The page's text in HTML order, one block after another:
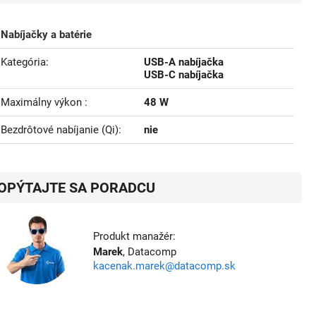
Nabíjačky a batérie
Kategória
USB-A nabíjačka
USB-C nabíjačka
Maximálny výkon 48 W
Bezdrôtové nabíjanie (Qi) nie
SA PORADCU
Produkt manažér:
Marek, Datacomp
kacenak.marek@datacomp.sk